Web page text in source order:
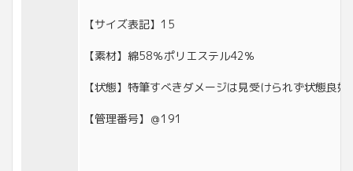
【サイズ表記】15
【素材】綿58％ポリエステル42％
【状態】特筆すべきダメージは見受けられず状態良
【管理番号】＠191